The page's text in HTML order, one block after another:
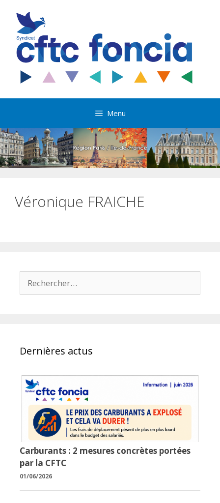
contenu
Menu
Véronique FRAICHE
Dernières actus
Carburants : 2 mesures concrètes portées
par la CFTC
01/06/2026